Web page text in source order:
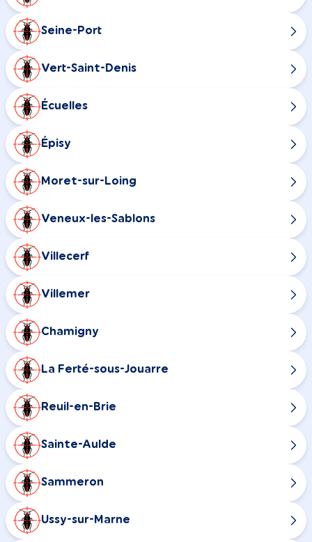
Seine-Port
Vert-Saint-Denis
Écuelles
Épisy
Moret-sur-Loing
Veneux-les-Sablons
Villecerf
Villemer
Chamigny
La Ferté-sous-Jouarre
Reuil-en-Brie
Sainte-Aulde
Sammeron
Ussy-sur-Marne